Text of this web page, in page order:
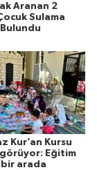
Aranan 2
Sulama
Bulundu
Kur’an Kursu
Eğitim
arada